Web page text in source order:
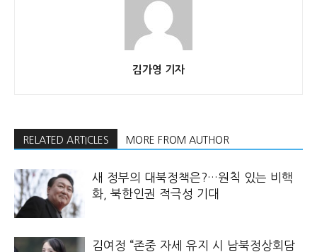
김가영 기자
RELATED ARTICLES MORE FROM AUTHOR
새 정부의 대북정책은?…원칙 있는 비핵
화, 북한인권 적극성 기대
김여정 “존중 자세 유지 시 남북정상회담